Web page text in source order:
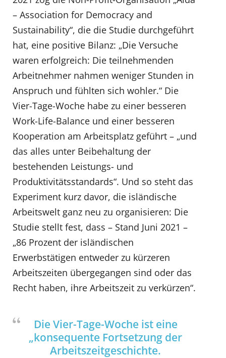
– Association for Democracy and
Sustainability“, die die Studie durchgeführt
hat, eine positive Bilanz: „Die Versuche
waren erfolgreich: Die teilnehmenden
Arbeitnehmer nahmen weniger Stunden in
Anspruch und fühlten sich wohler.“ Die
Vier-Tage-Woche habe zu einer besseren
Work-Life-Balance und einer besseren
Kooperation am Arbeitsplatz geführt – „und
das alles unter Beibehaltung der
bestehenden Leistungs- und
Produktivitätsstandards“. Und so steht das
Experiment kurz davor, die isländische
Arbeitswelt ganz neu zu organisieren: Die
Studie stellt fest, dass – Stand Juni 2021 –
„86 Prozent der isländischen
Erwerbstätigen entweder zu kürzeren
Arbeitszeiten übergegangen sind oder das
Recht haben, ihre Arbeitszeit zu verkürzen“.
Die Vier-Tage-Woche ist eine
„konsequente Fortsetzung der
Arbeitszeitgeschichte.